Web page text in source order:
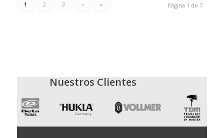
Página 1 de 7
1 2 3 › »
Nuestros Clientes